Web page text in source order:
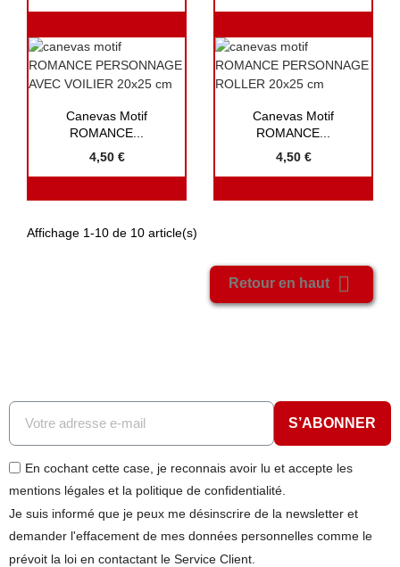
 Aperçu rapide
Canevas Motif
ROMANCE...
4,50 €
 Aperçu rapide
Canevas Motif
ROMANCE...
4,50 €
Affichage 1-10 de 10 article(s)
Retour en haut 
S’ABONNER
En cochant cette case, je reconnais avoir lu et accepte les
mentions légales et la politique de confidentialité.
Je suis informé que je peux me désinscrire de la newsletter et
demander l'effacement de mes données personnelles comme le
prévoit la loi en contactant le Service Client.